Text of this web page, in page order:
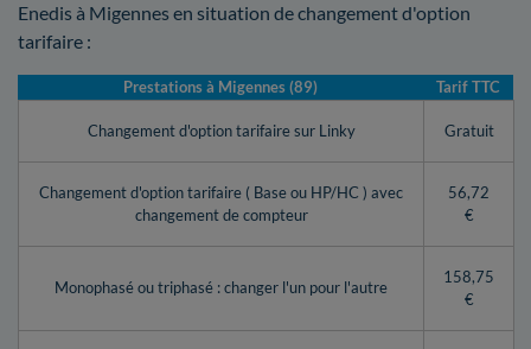
Enedis à Migennes en situation de changement d'option
tarifaire :
Prestations à Migennes (89) Tarif TTC
Changement d'option tarifaire sur Linky Gratuit
Changement d'option tarifaire ( Base ou HP/HC ) avec
changement de compteur
56,72
€
Monophasé ou triphasé : changer l'un pour l'autre
158,75
€